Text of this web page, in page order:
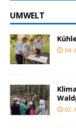
UMWELT
04.
02.